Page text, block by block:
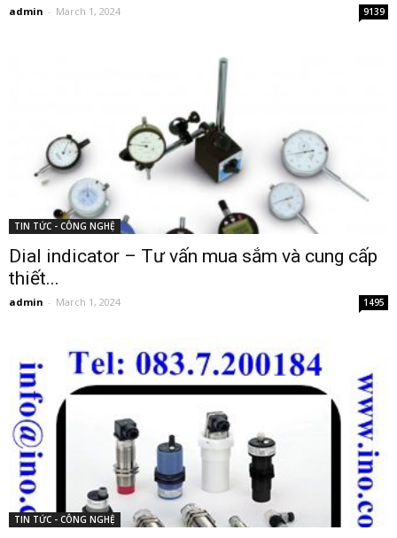
admin - March 1, 2024 9139
TIN TỨC - CÔNG NGHỆ
Dial indicator – Tư vấn mua sắm và cung cấp
thiết...
admin - March 1, 2024 1495
TIN TỨC - CÔNG NGHỆ